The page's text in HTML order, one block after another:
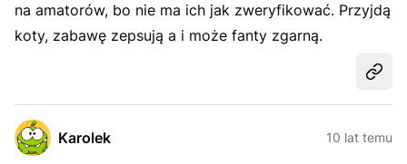
na amatorów, bo nie ma ich jak zweryfikować. Przyjdą
koty, zabawę zepsują a i może fanty zgarną.
Karolek 10 lat temu